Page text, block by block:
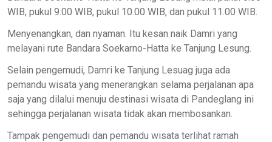
WIB, pukul 9.00 WIB, pukul 10.00 WIB, dan pukul 11.00 WIB.
Menyenangkan, dan nyaman. Itu kesan naik Damri yang
melayani rute Bandara Soekarno-Hatta ke Tanjung Lesung.
Selain pengemudi, Damri ke Tanjung Lesuag juga ada
pemandu wisata yang menerangkan selama perjalanan apa
saja yang dilalui menuju destinasi wisata di Pandeglang ini
sehingga perjalanan wisata tidak akan membosankan.
Tampak pengemudi dan pemandu wisata terlihat ramah